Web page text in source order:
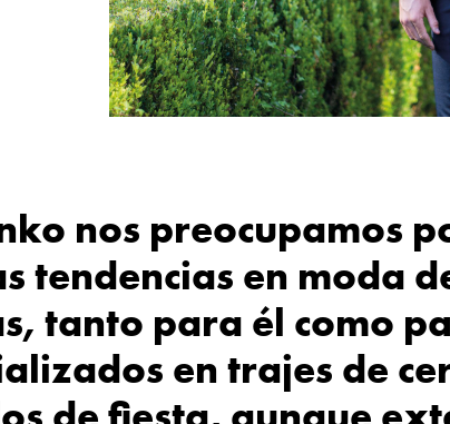
nos preocupamos
tendencias en moda
tanto para él como
en trajes de